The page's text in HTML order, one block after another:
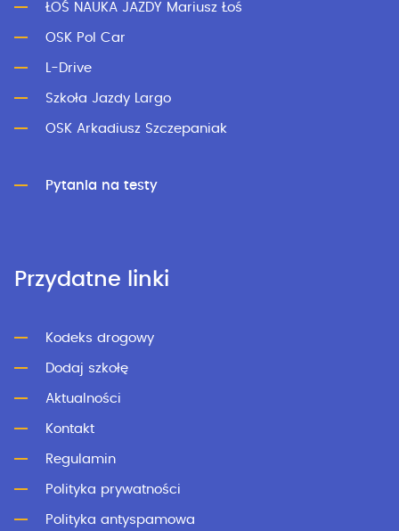
ŁOŚ NAUKA JAZDY Mariusz Łoś
OSK Pol Car
L-Drive
Szkoła Jazdy Largo
OSK Arkadiusz Szczepaniak
Pytania na testy
Przydatne linki
Kodeks drogowy
Dodaj szkołę
Aktualności
Kontakt
Regulamin
Polityka prywatności
Polityka antyspamowa